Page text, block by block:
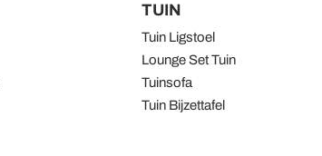
TUIN
Tuin Ligstoel
Lounge Set Tuin
Tuinsofa
Tuin Bijzettafel